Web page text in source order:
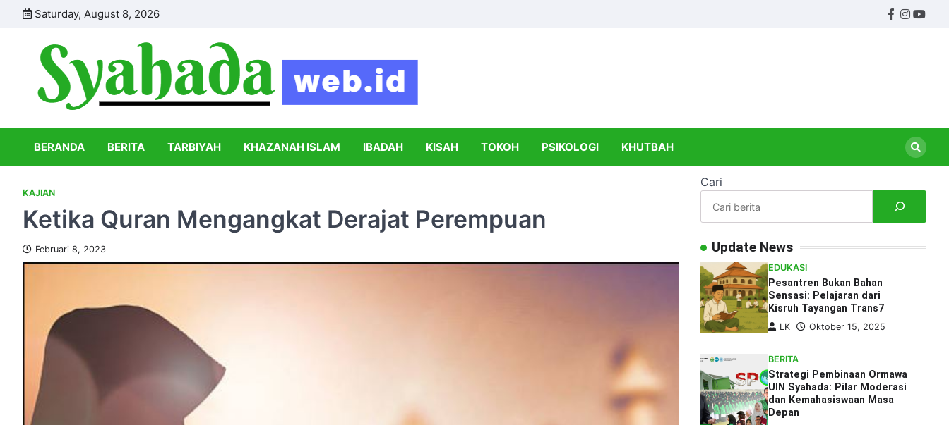
Saturday, August 8, 2026
Facebook
BERANDA BERITA TARBIYAH KHAZANAH ISLAM IBADAH KISAH TOKOH PSIKOLOGI KHUTBAH
KAJIAN
Ketika Quran Mengangkat Derajat Perempuan
Februari 8, 2023
Cari
Update News
EDUKASI
Pesantren Bukan Bahan
Sensasi: Pelajaran dari
Kisruh Tayangan Trans7
LK Oktober 15, 2025
BERITA
Strategi Pembinaan Ormawa
UIN Syahada: Pilar Moderasi
dan Kemahasiswaan Masa
Depan